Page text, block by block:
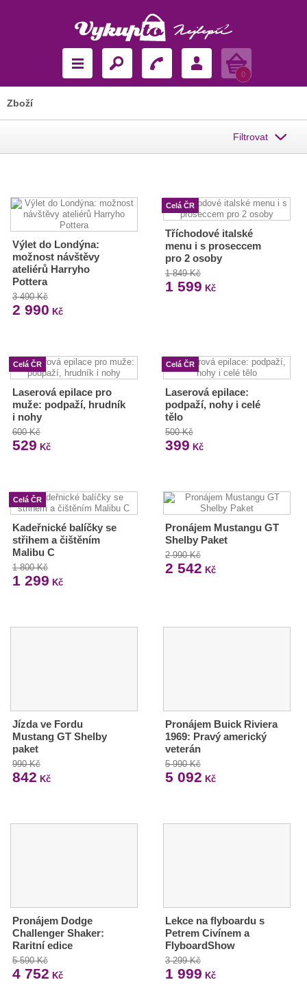
Košík
0
Zboží
Filtrovat
Výlet do Londýna:
možnost návštěvy
ateliérů Harryho
Pottera
3 490 Kč
2 990 Kč
Celá ČR
Tříchodové italské
menu i s proseccem
pro 2 osoby
1 849 Kč
1 599 Kč
Celá ČR
Laserová epilace pro
muže: podpaží, hrudník
i nohy
600 Kč
529 Kč
Celá ČR
Laserová epilace:
podpaží, nohy i celé
tělo
500 Kč
399 Kč
Celá ČR
Kadeřnické balíčky se
střihem a čištěním
Malibu C
1 800 Kč
1 299 Kč
Pronájem Mustangu GT
Shelby Paket
2 990 Kč
2 542 Kč
Jízda ve Fordu
Mustang GT Shelby
paket
990 Kč
842 Kč
Pronájem Buick Riviera
1969: Pravý americký
veterán
5 990 Kč
5 092 Kč
Pronájem Dodge
Challenger Shaker:
Raritní edice
5 590 Kč
4 752 Kč
Lekce na flyboardu s
Petrem Civínem a
FlyboardShow
3 299 Kč
1 999 Kč